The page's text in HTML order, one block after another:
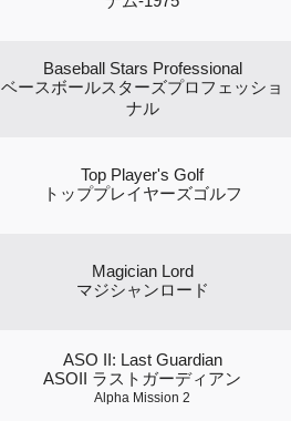
Baseball Stars Professional
ベースボールスターズプロフェッショ
ナル
Top Player's Golf
トッププレイヤーズゴルフ
Magician Lord
マジシャンロード
ASO II: Last Guardian
ASOII ラストガーディアン
Alpha Mission 2